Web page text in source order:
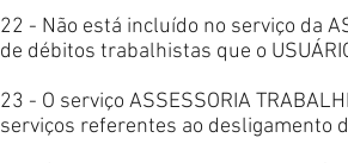
22 - Não está incluído no serviço da
de débitos trabalhistas que o
23 - O serviço ASSESSORIA
serviços referentes ao desligamento